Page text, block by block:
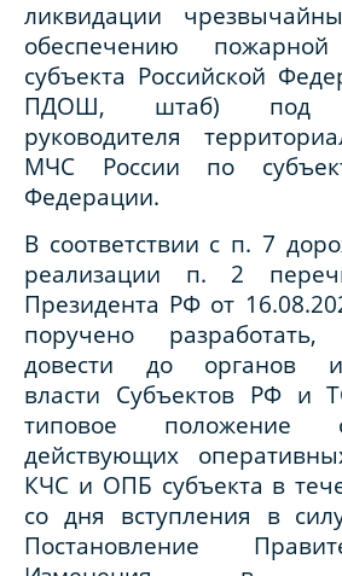
ликвидации
обеспечению пожарной
субъекта Российской
ПДОШ, штаб) под
руководителя
МЧС России по
Федерации.
В соответствии с п. 7
реализации п. 2
Президента РФ от
поручено
довести до органов
власти Субъектов РФ и
типовое положение
действующих
КЧС и ОПБ субъекта в
со дня вступления в
Постановление